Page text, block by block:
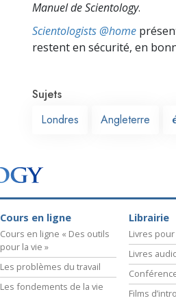
Manuel de Scientology.
Scientologists @home
restent en sécurité, en
Sujets
Londres
Angleterre
Cours en ligne
Cours en ligne « Des outils
pour la vie »
Les problèmes du travail
Les fondements de la vie
Librairie
Livres
Livres
Films